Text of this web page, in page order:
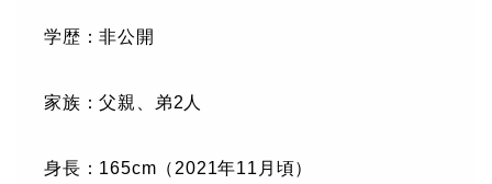
学歴：非公開
家族：父親、弟2人
身長：165cm（2021年11月頃）